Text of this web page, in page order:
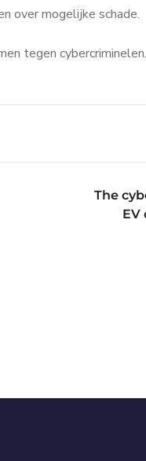
over mogelijke schade.
tegen cybercriminelen.
The
EV